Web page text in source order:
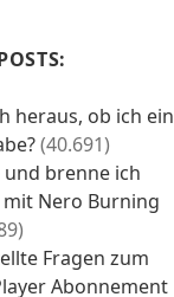
heraus, ob ich ein
(40.691)
brenne ich
mit Nero Burning
Fragen zum
Abonnement